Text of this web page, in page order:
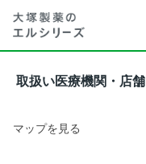
取扱い医療機関・店舗
マップを見る